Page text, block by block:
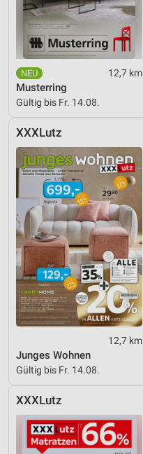
12,7 km
Musterring
Gültig bis Fr. 14.08.
XXXLutz
12,7 km
Junges Wohnen
Gültig bis Fr. 14.08.
XXXLutz